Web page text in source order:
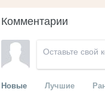
Комментарии
Новые Лучшие